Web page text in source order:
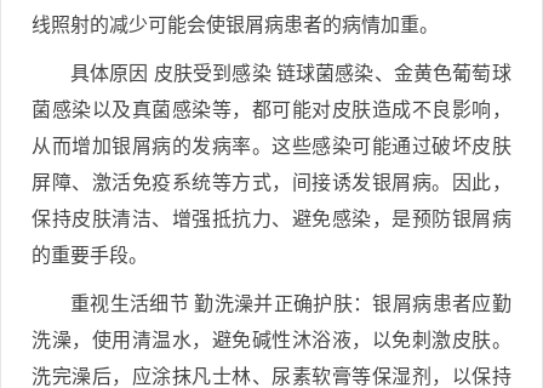
线照射的减少可能会使银屑病患者的病情加重。
具体原因 皮肤受到感染 链球菌感染、金黄色葡萄球
菌感染以及真菌感染等，都可能对皮肤造成不良影响，
从而增加银屑病的发病率。这些感染可能通过破坏皮肤
屏障、激活免疫系统等方式，间接诱发银屑病。因此，
保持皮肤清洁、增强抵抗力、避免感染，是预防银屑病
的重要手段。
重视生活细节 勤洗澡并正确护肤：银屑病患者应勤
洗澡，使用清温水，避免碱性沐浴液，以免刺激皮肤。
洗完澡后，应涂抹凡士林、尿素软膏等保湿剂，以保持